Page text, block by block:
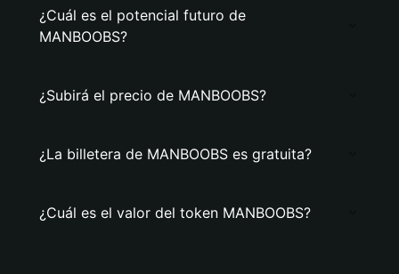
¿Cuál es el potencial futuro de
MANBOOBS?
¿Subirá el precio de MANBOOBS?
¿La billetera de MANBOOBS es gratuita?
¿Cuál es el valor del token MANBOOBS?